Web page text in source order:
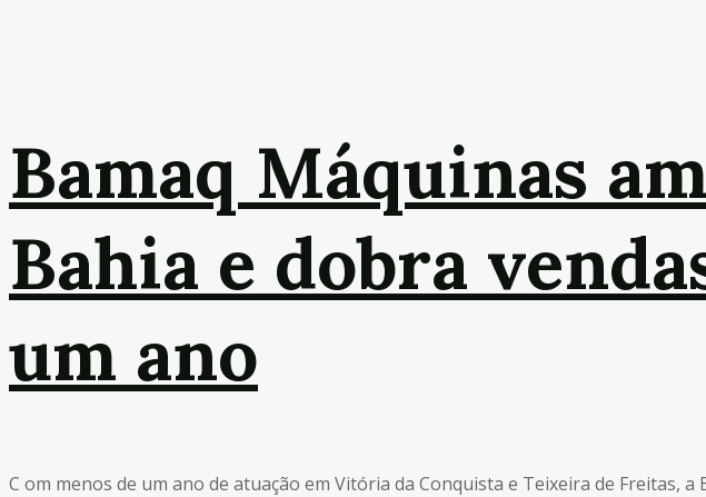
Bamaq Máquinas
Bahia e dobra
um ano
C om menos de um ano de atuação em Vitória da Conquista e Teixeira de Freitas, a